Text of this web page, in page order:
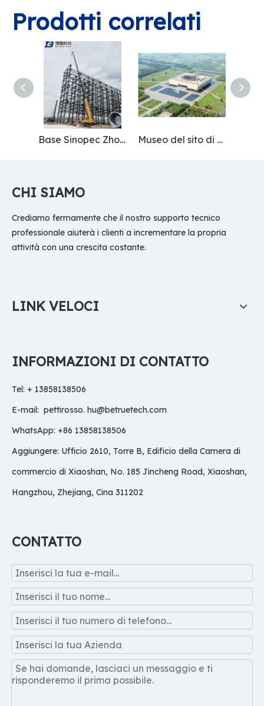
Prodotti correlati
Base Sinopec Zhoushan Museo del sito di Wuwangdun
CHI SIAMO
Crediamo fermamente che il nostro supporto tecnico
professionale aiuterà i clienti a incrementare la propria
attività con una crescita costante.
LINK VELOCI
INFORMAZIONI DI CONTATTO
Tel: + 13858138506
E-mail: pettirosso. hu@betruetech.com
WhatsApp: +86 13858138506
Aggiungere: Ufficio 2610, Torre B, Edificio della Camera di
commercio di Xiaoshan, No. 185 Jincheng Road, Xiaoshan,
Hangzhou, Zhejiang, Cina 311202
CONTATTO